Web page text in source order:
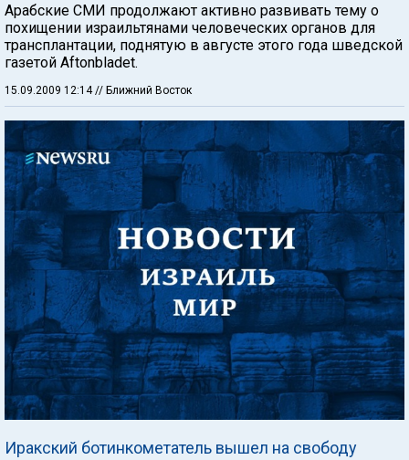
Арабские СМИ продолжают активно развивать тему о
похищении израильтянами человеческих органов для
трансплантации, поднятую в августе этого года шведской
газетой Aftonbladet.
15.09.2009 12:14 // Ближний Восток
Иракский ботинкометатель вышел на свободу